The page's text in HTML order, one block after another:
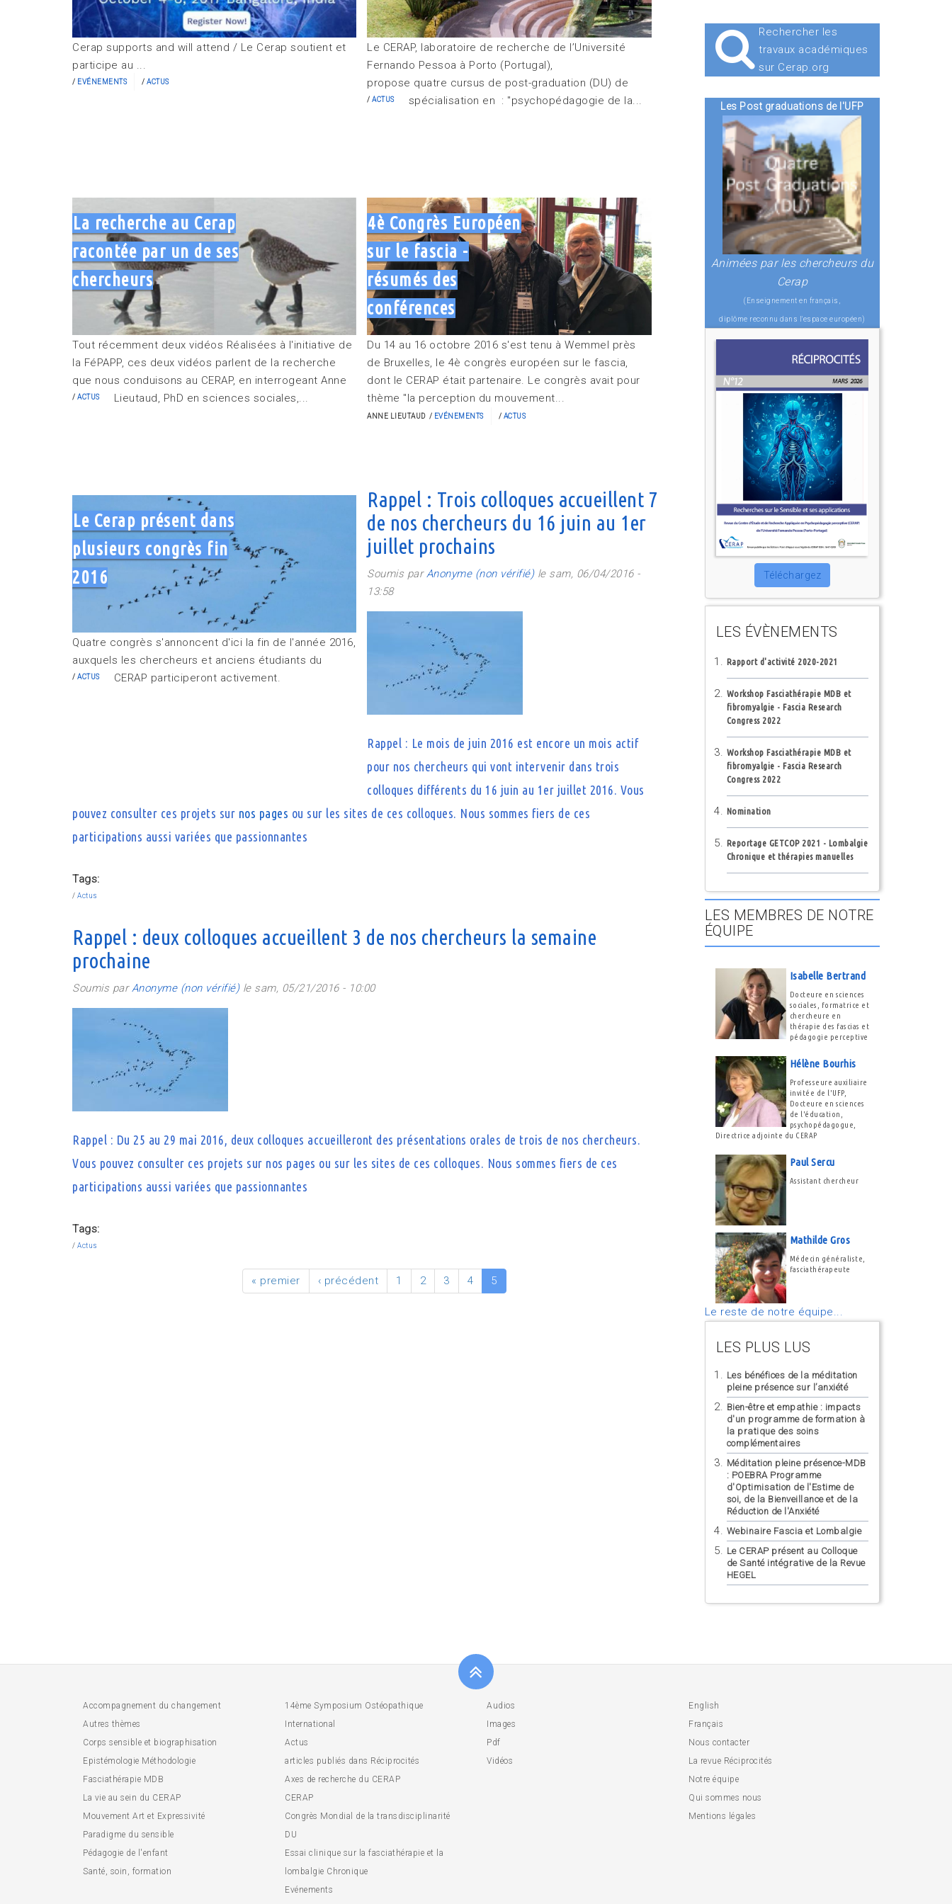
Cerap supports and will attend / Le Cerap soutient et
participe au ...
EVÉNEMENTS ACTUS
Le CERAP, laboratoire de recherche de l’Université
Fernando Pessoa à Porto (Portugal),
propose quatre cursus de post-graduation (DU) de
spécialisation en : "psychopédagogie de la...
ACTUS
La recherche au Cerap
racontée par un de ses
chercheurs
Tout récemment deux vidéos Réalisées à l'initiative de
la FéPAPP, ces deux vidéos parlent de la recherche
que nous conduisons au CERAP, en interrogeant Anne
Lieutaud, PhD en sciences sociales,...
ACTUS
4è Congrès Européen
sur le fascia -
résumés des
conférences
Du 14 au 16 octobre 2016 s'est tenu à Wemmel près
de Bruxelles, le 4è congrès européen sur le fascia,
dont le CERAP était partenaire. Le congrès avait pour
thème "la perception du mouvement...
ANNE LIEUTAUD EVÉNEMENTS ACTUS
Le Cerap présent dans
plusieurs congrès fin
2016
Quatre congrès s'annoncent d'ici la fin de l'année 2016,
auxquels les chercheurs et anciens étudiants du
CERAP participeront activement.
ACTUS
Rappel : Trois colloques accueillent 7
de nos chercheurs du 16 juin au 1er
juillet prochains
Soumis parAnonyme (non vérifié)le sam, 06/04/2016 -
13:58
Rappel : Le mois de juin 2016 est encore un mois actif
pour nos chercheurs qui vont intervenir dans trois
colloques différents du 16 juin au 1er juillet 2016. Vous
pouvez consulter ces projets sur nos pages ou sur les sites de ces colloques. Nous sommes fiers de ces
participations aussi variées que passionnantes
Tags:
Actus
Rappel : deux colloques accueillent 3 de nos chercheurs la semaine
prochaine
Soumis parAnonyme (non vérifié)le sam, 05/21/2016 - 10:00
Rappel : Du 25 au 29 mai 2016, deux colloques accueilleront des présentations orales de trois de nos chercheurs.
Vous pouvez consulter ces projets sur nos pages ou sur les sites de ces colloques. Nous sommes fiers de ces
participations aussi variées que passionnantes
Tags:
Actus
« premier ‹ précédent 1 2 3 4 5
Rechercher les
travaux académiques
sur Cerap.org
Les Post graduations de l'UFP
Animées par les chercheurs du
Cerap
(Enseignement en français,
diplôme reconnu dans l'espace européen)
Téléchargez
LES ÉVÈNEMENTS
Rapport d'activité 2020-2021
Workshop Fasciathérapie MDB et
fibromyalgie - Fascia Research
Congress 2022
Workshop Fasciathérapie MDB et
fibromyalgie - Fascia Research
Congress 2022
Nomination
Reportage GETCOP 2021 - Lombalgie
Chronique et thérapies manuelles
LES MEMBRES DE NOTRE
ÉQUIPE
Isabelle Bertrand
Docteure en sciences
sociales, formatrice et
chercheure en
thérapie des fascias et
pédagogie perceptive
Hélène Bourhis
Professeure auxiliaire
invitée de l'UFP,
Docteure en sciences
de l'éducation,
psychopédagogue,
Directrice adjointe du CERAP
Paul Sercu
Assistant chercheur
Mathilde Gros
Médecin généraliste,
fasciathérapeute
Le reste de notre équipe...
LES PLUS LUS
Les bénéfices de la méditation
pleine présence sur l’anxiété
Bien-être et empathie : impacts
d'un programme de formation à
la pratique des soins
complémentaires
Méditation pleine présence-MDB
: POEBRA Programme
d'Optimisation de l'Estime de
soi, de la Bienveillance et de la
Réduction de l'Anxiété
Webinaire Fascia et Lombalgie
Le CERAP présent au Colloque
de Santé intégrative de la Revue
HEGEL
Accompagnement du changement
Autres thèmes
Corps sensible et biographisation
Epistémologie Méthodologie
Fasciathérapie MDB
La vie au sein du CERAP
Mouvement Art et Expressivité
Paradigme du sensible
Pédagogie de l'enfant
Santé, soin, formation
14ème Symposium Ostéopathique
International
Actus
articles publiés dans Réciprocités
Axes de recherche du CERAP
CERAP
Congrès Mondial de la transdisciplinarité
DU
Essai clinique sur la fasciathérapie et la
lombalgie Chronique
Evénements
Audios
Images
Pdf
Vidéos
English
Français
Nous contacter
La revue Réciprocités
Notre équipe
Qui sommes nous
Mentions légales